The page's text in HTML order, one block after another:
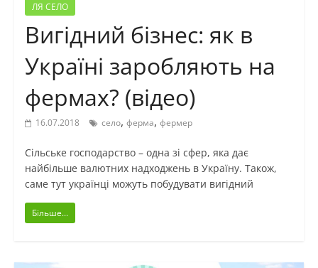
ЛЯ СЕЛО
Вигідний бізнес: як в
Україні заробляють на
фермах? (відео)
16.07.2018 село, ферма, фермер
Сільське господарство – одна зі сфер, яка дає
найбільше валютних надходжень в Україну. Також,
саме тут українці можуть побудувати вигідний
Більше...